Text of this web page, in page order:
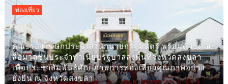
ท่องเที่ยว
คณะรองโฆษกประจำสำนักนายกรัฐมนตรี พร้อมด้วยคณะ
สื่อมวลชนประจำทำเนียบรัฐบาลลงพื้นที่จังหวัดสงขลา
เพื่อประชาสัมพันธ์ศักยภาพการท่องเที่ยวคุณภาพอย่าง
ยั่งยืน ณ จังหวัดสงขลา